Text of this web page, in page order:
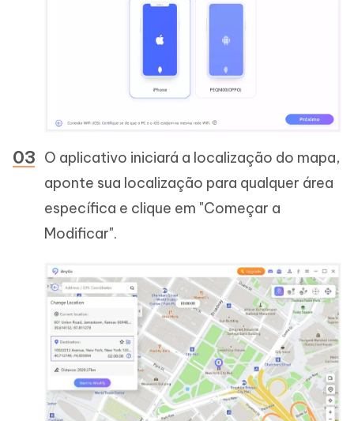
O aplicativo iniciará a localização do mapa,
aponte sua localização para qualquer área
específica e clique em "Começar a
Modificar".